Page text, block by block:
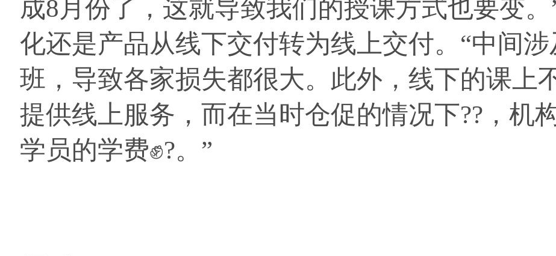
成8月份了，这就导致我们的授课方式也要变
化还是产品从线下交付转为线上交付。“中间
班，导致各家损失都很大。此外，线下的课上
提供线上服务，而在当时仓促的情况下??，机
学员的学费✊?。”